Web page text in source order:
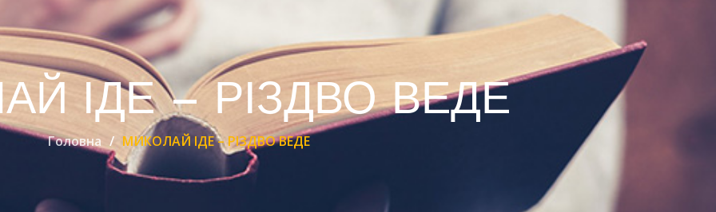
ІДЕ – РІЗДВО ВЕДЕ
Головна МИКОЛАЙ ІДЕ – РІЗДВО ВЕДЕ